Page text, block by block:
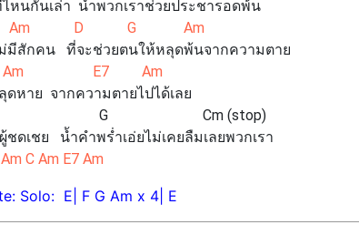
ไหนกันเล่า นำพวกเราช่วยประชารอดพ้น
Am D G Am
มีสักคน ที่จะช่วยตนให้หลุดพ้นจากความตาย
Am E7 Am
หาย จากความตายไปได้เลย
G Cm (stop)
ชดเชย น้ำคำพร่ำเอ่ยไม่เคยลืมเลยพวกเรา
C Am E7 Am
Solo: E| F G Am x 4| E